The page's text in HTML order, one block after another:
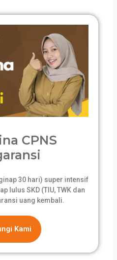
CPNS
30 hari) super intensif
lulus SKD (TIU, TWK dan
uang kembali.
Kami